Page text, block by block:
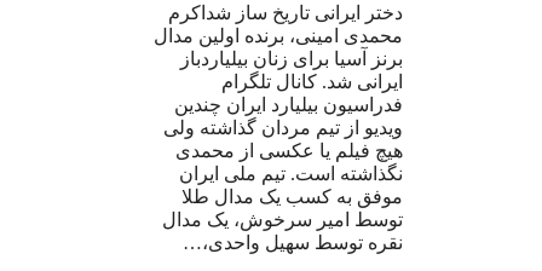
دختر ایرانی تاریخ ساز شداکرم
محمدی امینی، برنده اولین مدال
برنز آسیا برای زنان بیلیاردباز
ایرانی شد. کانال تلگرام
فدراسیون بیلیارد ایران چندین
ویدیو از تیم مردان گذاشته ولی
هیچ فیلم یا عکسی از محمدی
نگذاشته است. تیم ملی ایران
موفق به کسب یک مدال طلا
توسط امیر سرخوش، یک مدال
نقره توسط سهیل واحدی،…